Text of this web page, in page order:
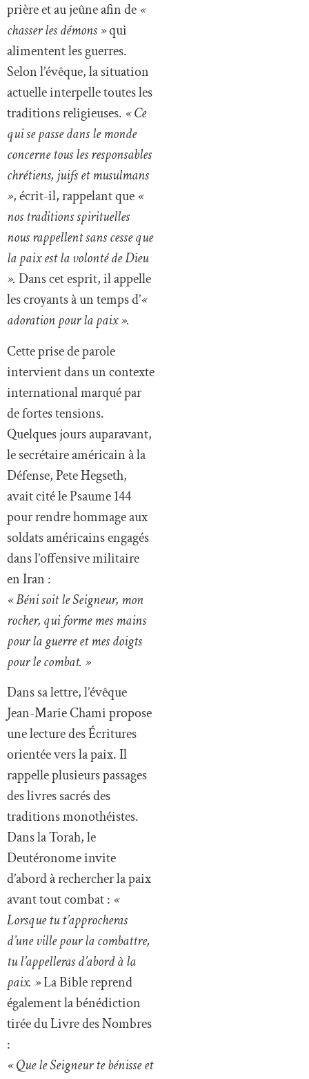
prière et au jeûne afin de«
chasser les démons »qui
alimentent les guerres.
Selon l’évêque, la situation
actuelle interpelle toutes les
traditions religieuses. « Ce
qui se passe dans le monde
concerne tous les responsables
chrétiens, juifs et musulmans
», écrit-il, rappelant que«
nos traditions spirituelles
nous rappellent sans cesse que
la paix est la volonté de Dieu
». Dans cet esprit, il appelle
les croyants à un temps d’«
adoration pour la paix ».
Cette prise de parole
intervient dans un contexte
international marqué par
de fortes tensions.
Quelques jours auparavant,
le secrétaire américain à la
Défense, Pete Hegseth,
avait cité le Psaume 144
pour rendre hommage aux
soldats américains engagés
dans l’offensive militaire
en Iran :
« Béni soit le Seigneur, mon
rocher, qui forme mes mains
pour la guerre et mes doigts
pour le combat. »
Dans sa lettre, l’évêque
Jean-Marie Chami propose
une lecture des Écritures
orientée vers la paix. Il
rappelle plusieurs passages
des livres sacrés des
traditions monothéistes.
Dans la Torah, le
Deutéronome invite
d’abord à rechercher la paix
avant tout combat : «
Lorsque tu t’approcheras
d’une ville pour la combattre,
tu l’appelleras d’abord à la
paix. »La Bible reprend
également la bénédiction
tirée du Livre des Nombres
:
« Que le Seigneur te bénisse et